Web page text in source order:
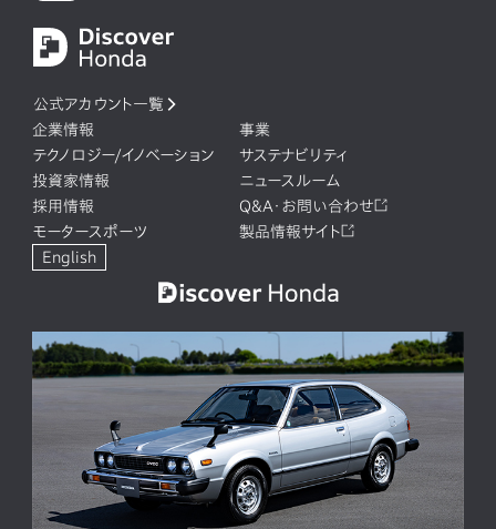
公式アカウント一覧
企業情報
事業
テクノロジー/イノベーション
サステナビリティ
投資家情報
ニュースルーム
採用情報
Q&A・お問い合わせ
モータースポーツ
製品情報サイト
English